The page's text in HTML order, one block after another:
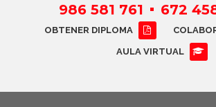
986 581 761 672
OBTENER DIPLOMA
AULA VIRTUAL